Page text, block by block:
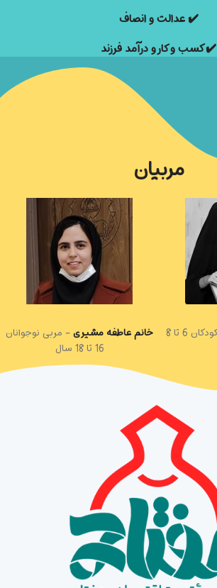
✔️عدالت و انصاف
✔️کسب و کار و درآمد فرزند
مربیان
مربی کودکان 6 تا 8
خانم عاطفه مشیری
مربی نوجوانان
16 تا 18 سال